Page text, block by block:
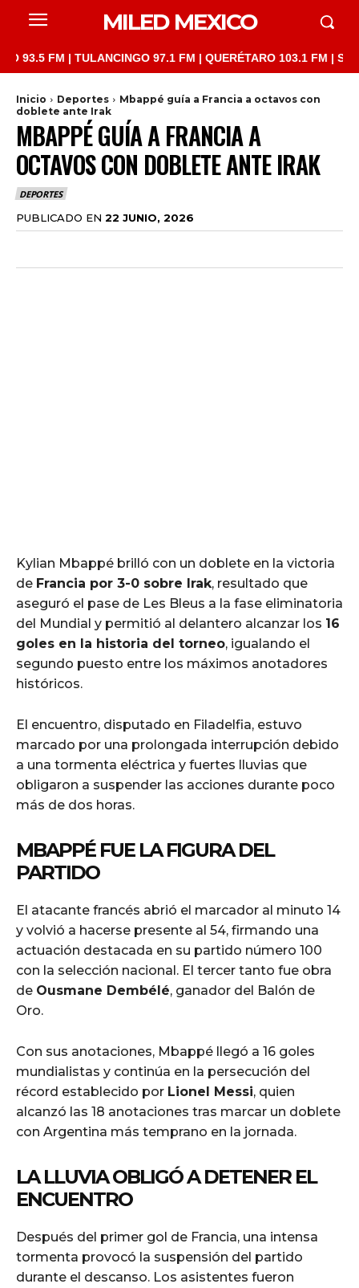
MILED MEXICO
FM | TULANCINGO 97.1 FM | QUERÉTARO 103.1 FM | SAN
Inicio Deportes
Mbappé guía a Francia a octavos con
doblete ante Irak
MBAPPÉ GUÍA A FRANCIA A
OCTAVOS CON DOBLETE ANTE IRAK
DEPORTES
PUBLICADO EN 22 JUNIO, 2026
Kylian Mbappé brilló con un doblete en la victoria
de Francia por 3-0 sobre Irak, resultado que
aseguró el pase de Les Bleus a la fase eliminatoria
del Mundial y permitió al delantero alcanzar los 16
goles en la historia del torneo, igualando el
segundo puesto entre los máximos anotadores
históricos.
El encuentro, disputado en Filadelfia, estuvo
marcado por una prolongada interrupción debido
a una tormenta eléctrica y fuertes lluvias que
obligaron a suspender las acciones durante poco
más de dos horas.
MBAPPÉ FUE LA FIGURA DEL
PARTIDO
El atacante francés abrió el marcador al minuto 14
y volvió a hacerse presente al 54, firmando una
actuación destacada en su partido número 100
con la selección nacional. El tercer tanto fue obra
de Ousmane Dembélé, ganador del Balón de
Oro.
Con sus anotaciones, Mbappé llegó a 16 goles
mundialistas y continúa en la persecución del
récord establecido por Lionel Messi, quien
alcanzó las 18 anotaciones tras marcar un doblete
con Argentina más temprano en la jornada.
LA LLUVIA OBLIGÓ A DETENER EL
ENCUENTRO
Después del primer gol de Francia, una intensa
tormenta provocó la suspensión del partido
durante el descanso. Los asistentes fueron